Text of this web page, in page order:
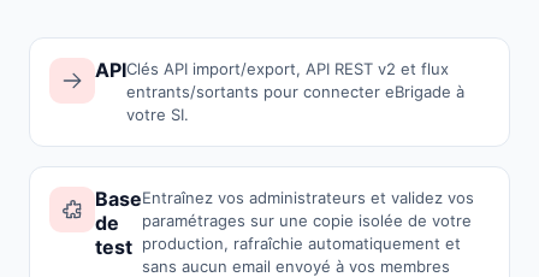
APIClés API import/export, API REST v2 et flux
entrants/sortants pour connecter eBrigade à
votre SI.
Base
de
test
Entraînez vos administrateurs et validez vos
paramétrages sur une copie isolée de votre
production, rafraîchie automatiquement et
sans aucun email envoyé à vos membres